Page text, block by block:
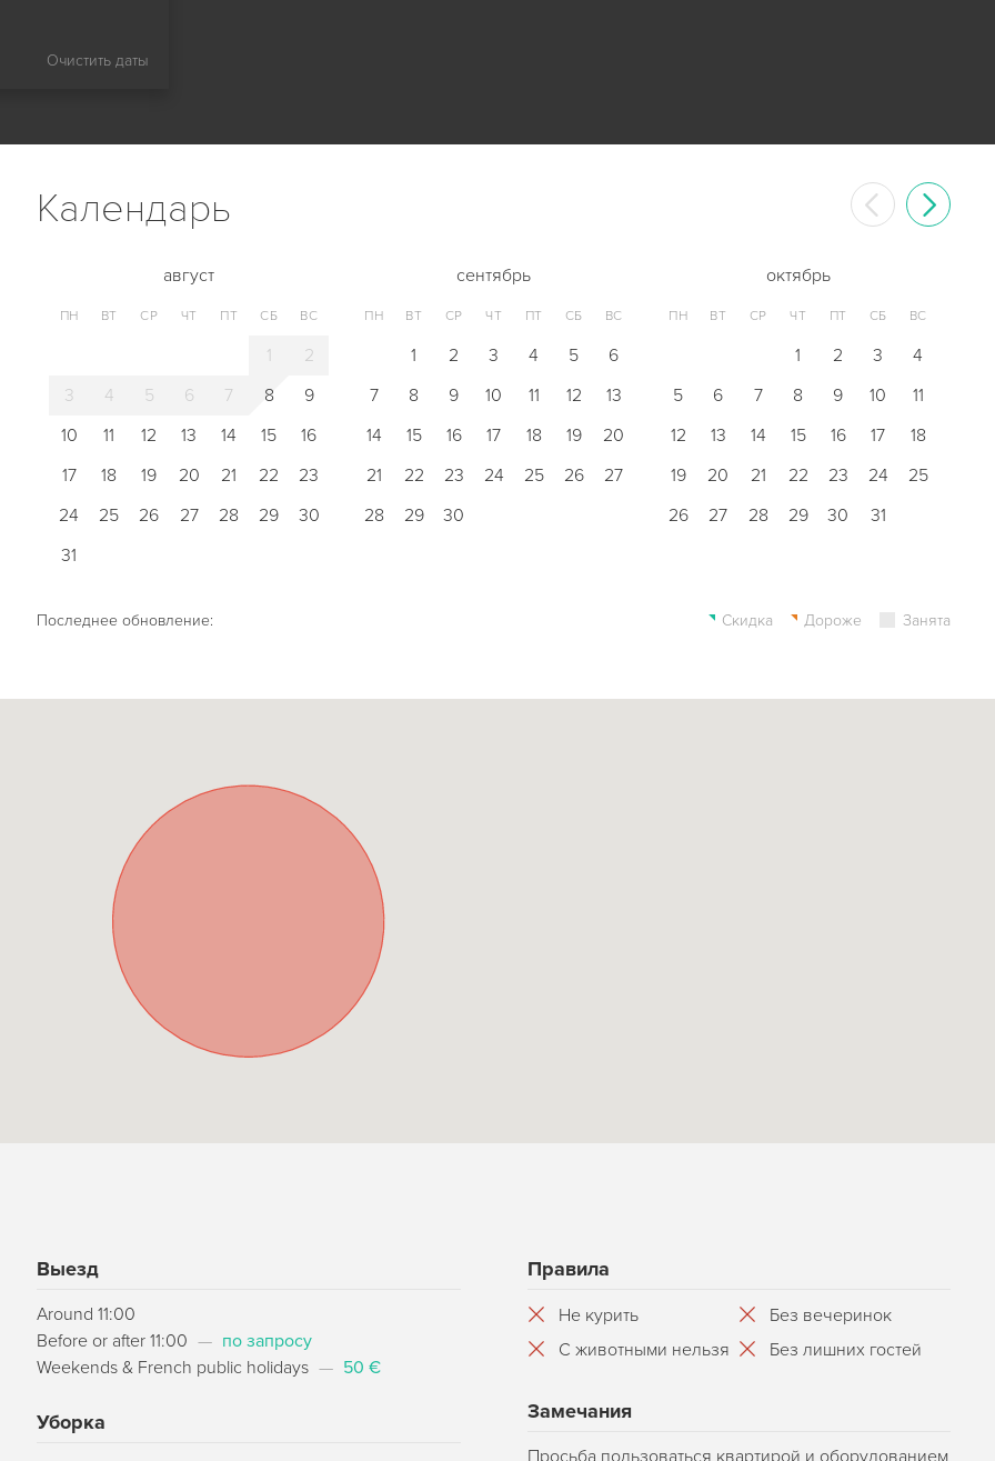
Очистить даты
Календарь
август
ПН ВТ СР ЧТ ПТ СБ ВС
1
2
3
4 5 6 7 8
9
10
11 12 13 14 15
16
17
18 19 20 21 22
23
24
25 26 27 28 29
30
31
сентябрь
ПН ВТ СР ЧТ ПТ СБ ВС
1 2 3 4 5
6
7
8 9 10 11 12
13
14
15 16 17 18 19
20
21
22 23 24 25 26
27
28
29 30
октябрь
ПН ВТ СР ЧТ ПТ СБ ВС
1 2 3
4
5
6 7 8 9 10
11
12
13 14 15 16 17
18
19
20 21 22 23 24
25
26
27 28 29 30 31
Последнее обновление: Скидка Дороже Занята
Выезд
Around 11:00
Before or after 11:00 — по запросу
Weekends & French public holidays — 50 €
Уборка
Правила
Не курить
Без вечеринок
С животными нельзя
Без лишних гостей
Замечания
Просьба пользоваться квартирой и оборудованием